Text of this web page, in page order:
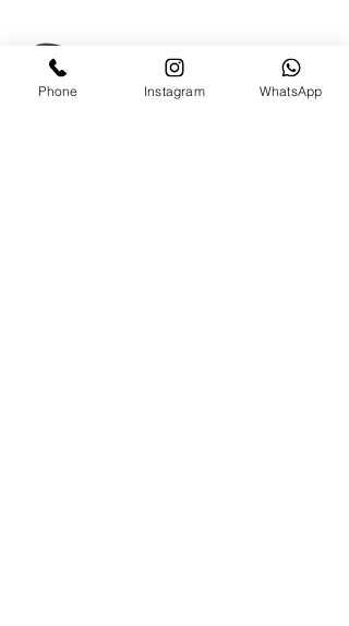
Phone Instagram WhatsApp